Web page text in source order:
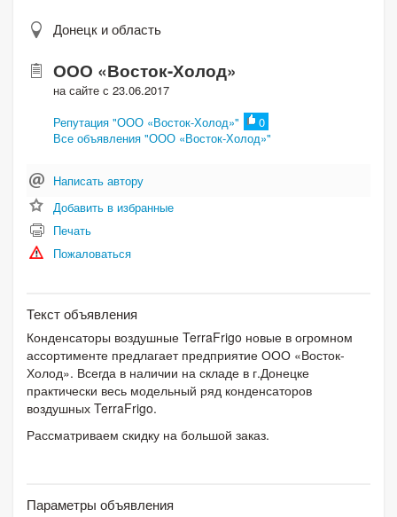
Донецк и область
ООО «Восток-Холод»
на сайте с 23.06.2017
Репутация "ООО «Восток-Холод»"
0
Все объявления "ООО «Восток-Холод»"
Написать автору
Добавить в избранные
Печать
Пожаловаться
Текст объявления
Конденсаторы воздушные TerraFrigo новые в огромном
ассортименте предлагает предприятие ООО «Восток-
Холод». Всегда в наличии на складе в г.Донецке
практически весь модельный ряд конденсаторов
воздушных TerraFrigo.
Рассматриваем скидку на большой заказ.
Параметры объявления